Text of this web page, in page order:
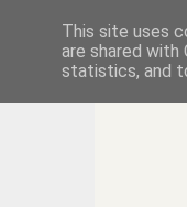
This site uses
are shared
statistics, and